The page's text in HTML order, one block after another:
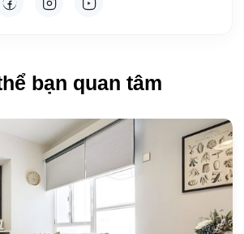
bạn quan tâm